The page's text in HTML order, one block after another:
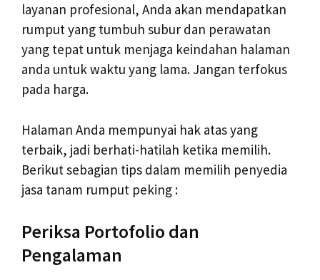
layanan profesional, Anda akan mendapatkan
rumput yang tumbuh subur dan perawatan
yang tepat untuk menjaga keindahan halaman
anda untuk waktu yang lama. Jangan terfokus
pada harga.
Halaman Anda mempunyai hak atas yang
terbaik, jadi berhati-hatilah ketika memilih.
Berikut sebagian tips dalam memilih penyedia
jasa tanam rumput peking :
Periksa Portofolio dan
Pengalaman